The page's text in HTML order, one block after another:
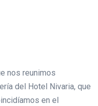
nos reunimos
del Hotel Nivaria, que
en el